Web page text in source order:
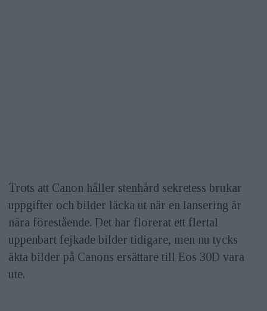
Trots att Canon håller stenhård sekretess brukar
uppgifter och bilder läcka ut när en lansering är
nära förestående. Det har florerat ett flertal
uppenbart fejkade bilder tidigare, men nu tycks
äkta bilder på Canons ersättare till Eos 30D vara
ute.